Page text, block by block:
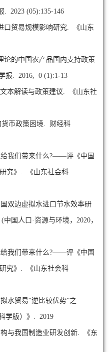
. 2023 (05):135-146
口贸易规模影响研究. 《山东
的中国农产品国内支持政策
报. 2016, 0 (1):1-13
本解读与政策建议. 《山东社
货币政策困境. 财经科
我们带来什么?——评《中国
究》. 《山东社会科
双边虚拟水进口节水效率研
国人口·资源与环境，2020，
我们带来什么?——评《中国
究》. 《山东社会科
水贸易“逆比较优势”之
学版）》. 2019
与我国制造业研发创新. 《东